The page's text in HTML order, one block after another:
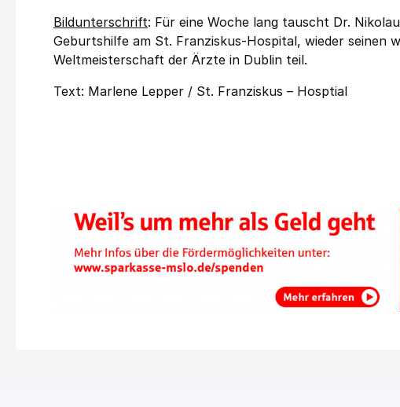
Bildunterschrift: Für eine Woche lang tauscht Dr.
Geburtshilfe am St. Franziskus-Hospital, wieder seinen
Weltmeisterschaft der Ärzte in Dublin teil.
Text: Marlene Lepper / St. Franziskus – Hosptial